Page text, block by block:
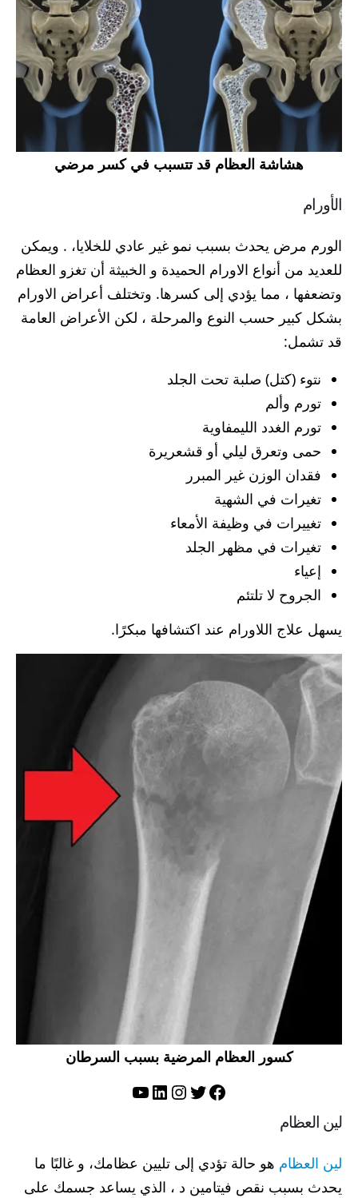
هشاشة العظام قد تتسبب في كسر مرضي
الأورام
الورم مرض يحدث بسبب نمو غير عادي للخلايا، . ويمكن
للعديد من أنواع الاورام الحميدة و الخبيثة أن تغزو العظام
وتضعفها ، مما يؤدي إلى كسرها. وتختلف أعراض الاورام
بشكل كبير حسب النوع والمرحلة ، لكن الأعراض العامة
قد تشمل:
نتوء (كتل) صلبة تحت الجلد
تورم وألم
تورم الغدد الليمفاوية
حمى وتعرق ليلي أو قشعريرة
فقدان الوزن غير المبرر
تغيرات في الشهية
تغييرات في وظيفة الأمعاء
تغيرات في مظهر الجلد
إعياء
الجروح لا تلتئم
يسهل علاج اللاورام عند اكتشافها مبكرًا.
كسور العظام المرضية بسبب السرطان
فيسبوك
تويترإنستجرام
لينكد إنيوتيوب
لين العظام
لين العظام هو حالة تؤدي إلى تليين عظامك، و غالبًا ما
يحدث بسبب نقص فيتامين د ، الذي يساعد جسمك على